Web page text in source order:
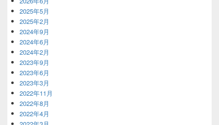
2025年5月
2025年2月
2024年9月
2024年6月
2024年2月
2023年9月
2023年6月
2023年3月
2022年11月
2022年8月
2022年4月